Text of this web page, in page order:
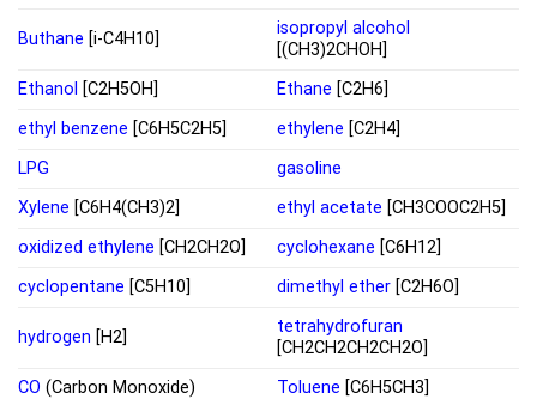
Buthane [i-C4H10]
isopropyl alcohol
[(CH3)2CHOH]
Ethanol [C2H5OH] Ethane [C2H6]
ethyl benzene [C6H5C2H5] ethylene [C2H4]
LPG
gasoline
Xylene [C6H4(CH3)2] ethyl acetate [CH3COOC2H5]
oxidized ethylene [CH2CH2O] cyclohexane [C6H12]
cyclopentane [C5H10] dimethyl ether [C2H6O]
hydrogen [H2]
tetrahydrofuran
[CH2CH2CH2CH2O]
CO (Carbon Monoxide) Toluene [C6H5CH3]